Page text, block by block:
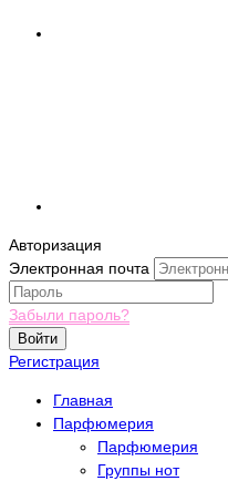
Авторизация
Электронная почта
Забыли пароль?
Войти
Регистрация
Главная
Парфюмерия
Парфюмерия
Группы нот